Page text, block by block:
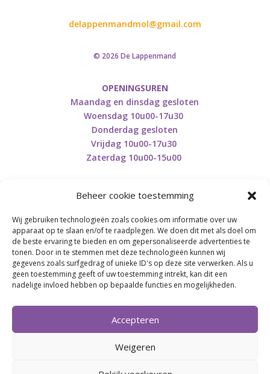
Beheer cookie toestemming
Wij gebruiken technologieën zoals cookies om informatie over uw
apparaat op te slaan en/of te raadplegen. We doen dit met als doel om
de beste ervaring te bieden en om gepersonaliseerde advertenties te
tonen. Door in te stemmen met deze technologieën kunnen wij
gegevens zoals surfgedrag of unieke ID's op deze site verwerken. Als u
geen toestemming geeft of uw toestemming intrekt, kan dit een
nadelige invloed hebben op bepaalde functies en mogelijkheden.
Accepteren
Weigeren
delappenmandmol@gmail.com
© 2026 De Lappenmand
OPENINGSUREN
Maandag en dinsdag gesloten
Woensdag 10u00-17u30
Donderdag gesloten
Vrijdag 10u00-17u30
Zaterdag 10u00-15u00
Retourneren en herroepen
BE0746.853.082
BREI- EN HAAK-ATELJEE
Momenteel on hold wegens medische reden.
Heropstart september.